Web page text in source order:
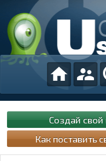
Создай
Как поставить